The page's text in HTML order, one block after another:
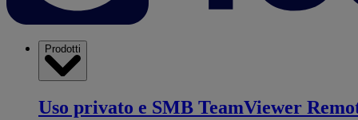
Prodotti
Uso privato e SMB TeamViewer